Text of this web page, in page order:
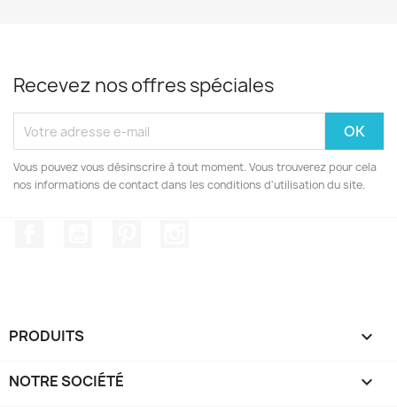
Recevez nos offres spéciales
Vous pouvez vous désinscrire à tout moment. Vous trouverez pour cela
nos informations de contact dans les conditions d'utilisation du site.
PRODUITS 
NOTRE SOCIÉTÉ 